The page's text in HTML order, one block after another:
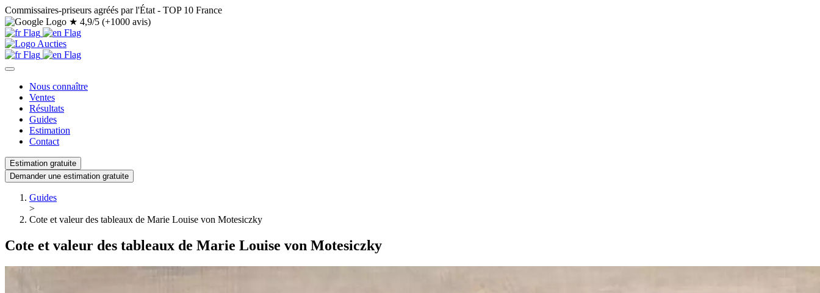
Commissaires-priseurs agréés par l'État - TOP 10 France
★ 4,9/5 (+1000 avis)
Nous connaître
Ventes
Résultats
Guides
Estimation
Contact
Estimation gratuite
Demander une estimation gratuite
Guides
>
Cote et valeur des tableaux de Marie Louise von Motesiczky
Cote et valeur des tableaux de Marie Louise von Motesiczky